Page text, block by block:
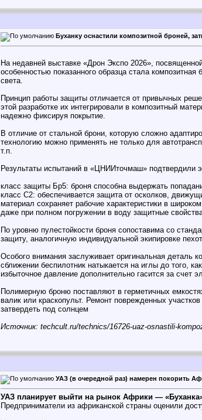
Буханку оснастили композитной броней,
На недавней выставке «Дрон Экспо 2026»,
особенностью показанного образца стала
света.
Принцип работы защиты отличается от привычных
этой разработке их интегрировали в композитный
надежно фиксируя покрытие.
В отличие от стальной брони, которую сложно
технологию можно применять не только для
т.п.
Результаты испытаний в «ЦНИИточмаш» подтвердили
класс защиты Бр5: броня способна выдержать
класс С2: обеспечивается защита от осколков,
материал сохраняет рабочие характеристики в
даже при полном погружении в воду защитные
По уровню пулестойкости броня сопоставима со
защиту, аналогичную индивидуальной экипировке
Особого внимания заслуживает оригинальная
сближении беспилотник натыкается на иглы до того,
избыточное давление дополнительно гасится за счет
Полимерную броню поставляют в герметичных
валик или краскопульт. Ремонт поврежденных
затвердеть под солнцем
Источник: techcult.ru/technics/16726-uaz-osnastili-
УАЗ (в очередной раз) намерен покорить
УАЗ планирует выйти на рынок Африки —
Предприниматели из африканской страны оценили